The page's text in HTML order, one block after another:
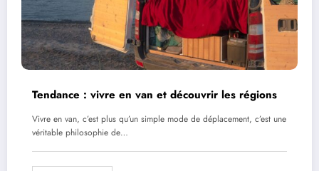
Tendance : vivre en van et découvrir les régions
Vivre en van, c’est plus qu’un simple mode de déplacement, c’est une
véritable philosophie de…